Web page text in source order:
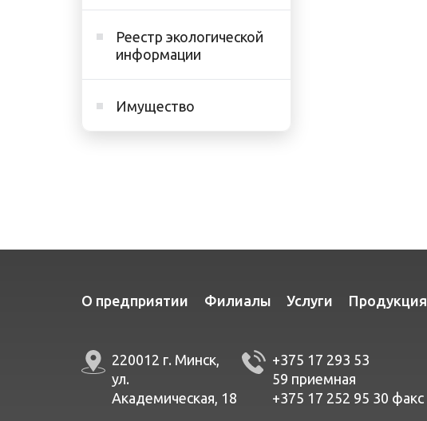
Реестр экологической
информации
Имущество
О предприятии Филиалы Услуги Продукция
220012 г. Минск,
ул.
Академическая, 18
+375 17 293 53
59 приемная
+375 17 252 95 30 факc